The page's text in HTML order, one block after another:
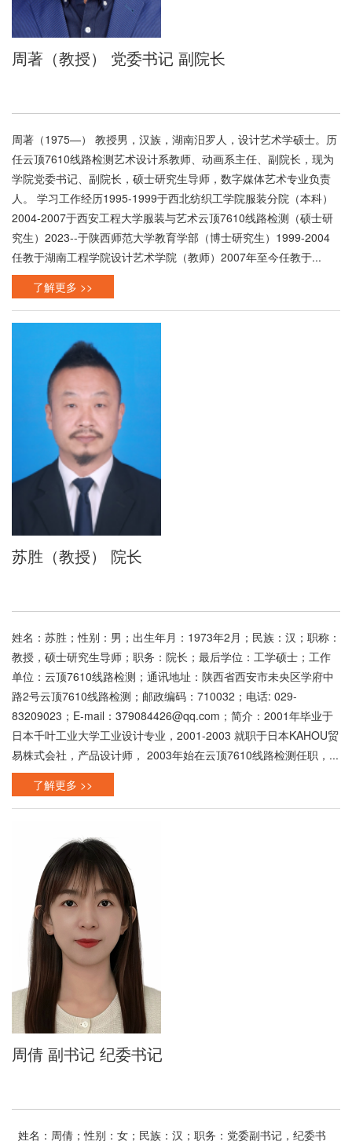
周著（教授） 党委书记 副院长
周著（1975—） 教授男，汉族，湖南汨罗人，设计艺术学硕士。历
任云顶7610线路检测艺术设计系教师、动画系主任、副院长，现为
学院党委书记、副院长，硕士研究生导师，数字媒体艺术专业负责
人。 学习工作经历1995-1999于西北纺织工学院服装分院（本科）
2004-2007于西安工程大学服装与艺术云顶7610线路检测（硕士研
究生）2023--于陕西师范大学教育学部（博士研究生）1999-2004
任教于湖南工程学院设计艺术学院（教师）2007年至今任教于...
了解更多 >>
苏胜（教授） 院长
​姓名：苏胜；性别：男；出生年月：1973年2月；民族：汉；职称：
教授，硕士研究生导师；职务：院长；最后学位：工学硕士；工作
单位：云顶7610线路检测；通讯地址：陕西省西安市未央区学府中
路2号云顶7610线路检测；邮政编码：710032；电话: 029-
83209023；E-mail：379084426@qq.com；简介：2001年毕业于
日本千叶工业大学工业设计专业，2001-2003 就职于日本KAHOU贸
易株式会社，产品设计师， 2003年始在云顶7610线路检测任职，...
了解更多 >>
周倩 副书记 纪委书记
姓名：周倩；性别：女；民族：汉；职务：党委副书记，纪委书